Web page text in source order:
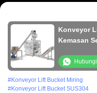
Konveyor
Kemasan
#Konveyor Lift Bucket Miring
#Konveyor Lift Bucket SUS304